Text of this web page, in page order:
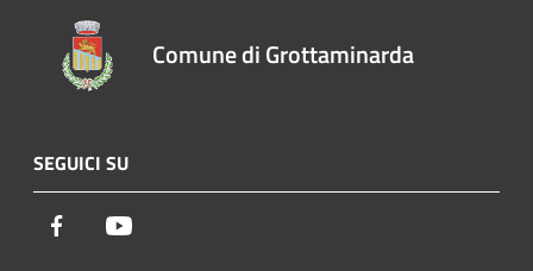
Comune di Grottaminarda
SEGUICI SU
Facebook